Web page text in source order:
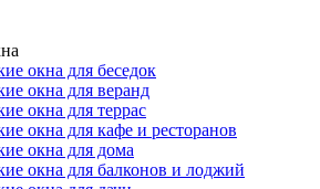
окна для беседок
окна для веранд
окна для террас
окна для кафе и ресторанов
окна для дома
окна для балконов и лоджий